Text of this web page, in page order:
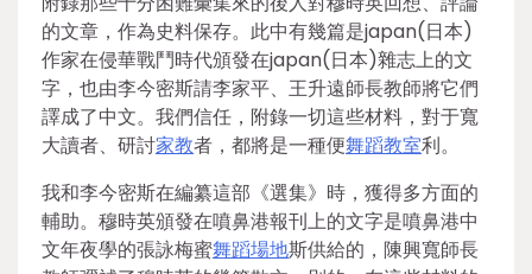
的文章，作為史料保存。此中有幾篇是japan(日本)
作家在侵華戰鬥時代頒發在japan(日本)雜志上的文
字，也由李今密斯請李家平、王升遠師長教師將它們
譯成了中文。我們信任，附錄一切這些材料，對于寬
大讀者、研討家教者，都將是一種便舞蹈教室利。
我和李今密斯在編纂這部《選集》時，獲得多方面的
輔助。穆時英頒發在噴鼻港報刊上的文字是噴鼻港中
文年夜學的張詠梅蜜舞蹈場地斯供給的，陳興寬師長